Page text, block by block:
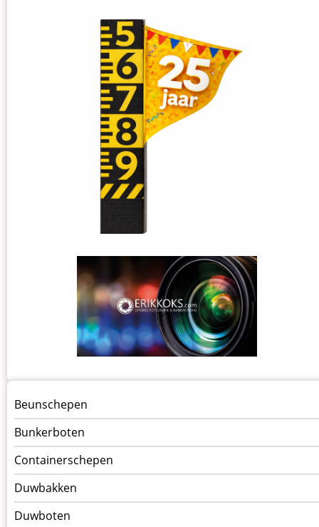
Menu
Schepen
Beunschepen
Bunkerboten
Containerschepen
Duwbakken
Duwboten